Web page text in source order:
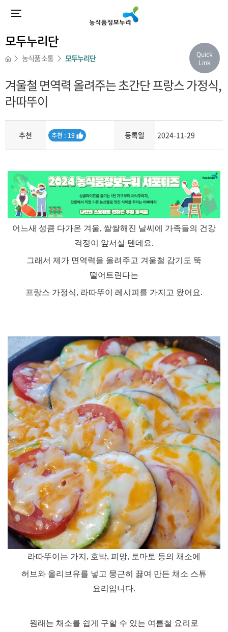
모두누리단
농식품 소통 모두누리단
겨울철 면역력 올려주는 초간단 프랑스 가정식,
라따뚜이
추천
추
추천 : 19 등록일 2024-11-29
어느새 성큼 다가온 겨울, 쌀쌀해진 날씨에 가족들의 건강
걱정이 앞서실 텐데요.
그래서 제가 면역력을 올려주고 겨울철 감기도 뚝
떨어트린다는
프랑스 가정식, 라따뚜이 레시피를 가지고 왔어요.
라따뚜이는 가지 , 호박, 피망, 토마토 등의 채소에
허브와 올리브유를 넣고 뭉근히 끓여 만든 채소 스튜
요리입니다.
원래는 채소를 쉽게 구할 수 있는 여름철 요리로
Quick
Link